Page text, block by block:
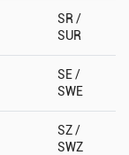
SR /
SUR
SE /
SWE
SZ /
SWZ